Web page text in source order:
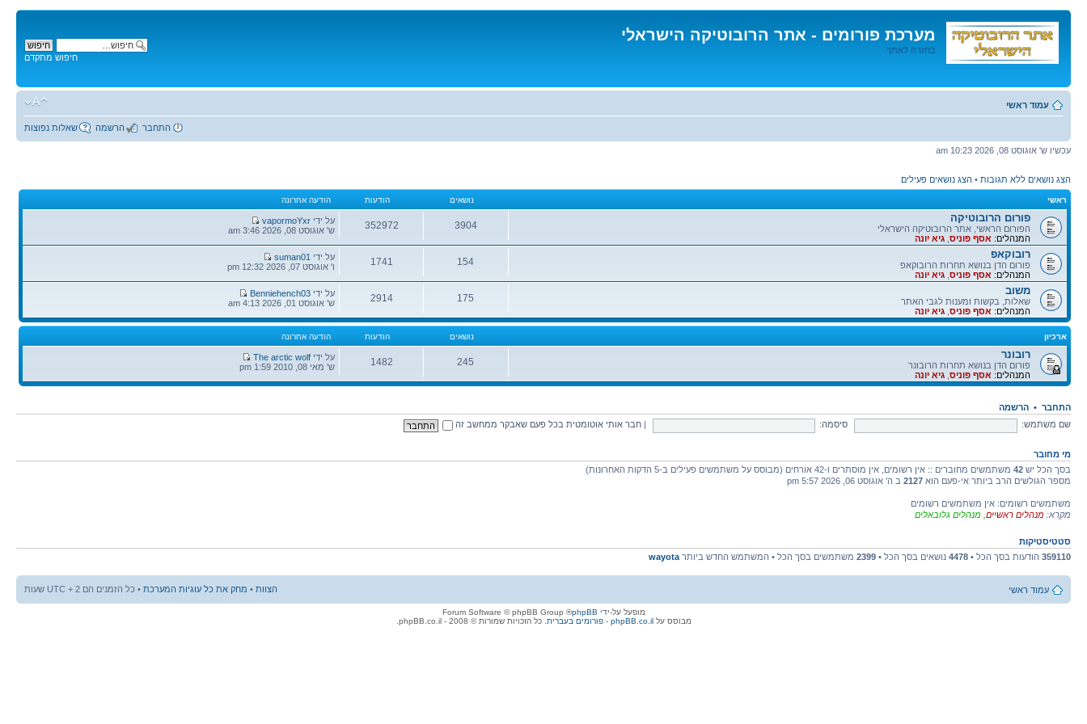
מערכת פורומים - אתר הרובוטיקה הישראלי
בחזרה לאתר
לתוכן
חיפוש מתקדם
עמוד ראשי
שאלות נפוצות הרשמה התחבר
עכשיו ש' אוגוסט 08, 2026 10:23 am
הצג נושאים ללא תגובות • הצג נושאים פעילים
ראשי נושאים הודעות הודעה אחרונה
פורום הרובוטיקה
הפורום הראשי, אתר הרובוטיקה הישראלי
המנהלים: אסף פוניס גיא יונה
3904
נושאים
352972
הודעות
הודעה
אחרונה
על ידי vapormoYxr
ש' אוגוסט 08, 2026 3:46 am
רובוקאפ
פורום הדן בנושא תחרות הרובוקאפ
המנהלים: אסף פוניס גיא יונה
154
נושאים
1741
הודעות
הודעה
אחרונה
על ידי suman01
ו' אוגוסט 07, 2026 12:32 pm
משוב
שאלות, בקשות ומענות לגבי האתר
המנהלים: אסף פוניס גיא יונה
175
נושאים
2914
הודעות
הודעה
אחרונה
על ידי Benniehench03
ש' אוגוסט 01, 2026 4:13 am
ארכיון נושאים הודעות הודעה אחרונה
רובונר
פורום הדן בנושא תחרות הרובונר
המנהלים: אסף פוניס גיא יונה
245
נושאים
1482
הודעות
הודעה
אחרונה
על ידי The arctic wolf
ש' מאי 08, 2010 1:59 pm
התחבר • הרשמה
שם משתמש:
סיסמה: חבר אותי אוטומטית בכל פעם שאבקר ממחשב זה
מי מחובר
בסך הכל יש 42 משתמשים מחוברים :: אין רשומים, אין מוסתרים ו-42 אורחים (מבוסס על משתמשים פעילים ב-5 הדקות האחרונות)
מספר הגולשים הרב ביותר אי-פעם הוא 2127 ב ה' אוגוסט 06, 2026 5:57 pm
משתמשים רשומים: אין משתמשים רשומים
מקרא: מנהלים ראשיים מנהלים גלובאלים
סטטיסטיקות
359110 הודעות בסך הכל • 4478 נושאים בסך הכל • 2399 משתמשים בסך הכל • המשתמש החדש ביותר wayota
עמוד ראשי הצוות • מחק את כל עוגיות המערכת • כל הזמנים הם UTC + 2 שעות
מופעל על-ידי phpBB
® Forum Software © phpBB Group
מבוסס עלphpBB.co.il - פורומים בעברית . כל הזכויות שמורות © 2008 - phpBB.co.il.